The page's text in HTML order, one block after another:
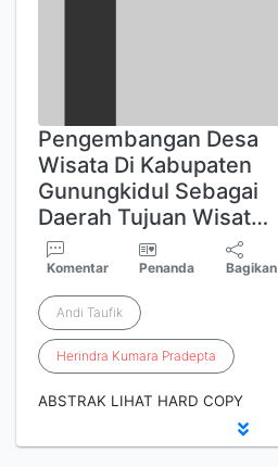
Pengembangan Desa
Wisata Di Kabupaten
Gunungkidul Sebagai
Daerah Tujuan Wisat…
Komentar Penanda Bagikan
Andi Taufik
Herindra Kumara Pradepta
ABSTRAK LIHAT HARD COPY